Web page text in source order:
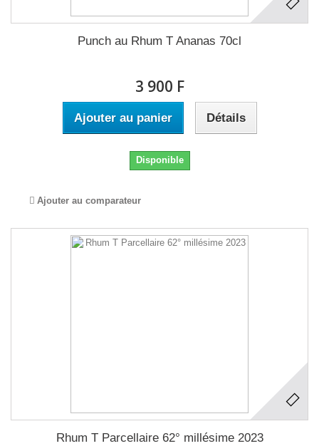
Punch au Rhum T Ananas 70cl
3 900 F
Ajouter au panier Détails
Disponible
Ajouter au comparateur
Rhum T Parcellaire 62° millésime 2023